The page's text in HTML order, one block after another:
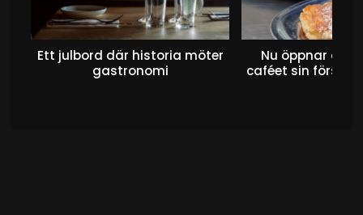
Ett julbord där historia möter
gastronomi
Nu öppnar det
caféet sin första